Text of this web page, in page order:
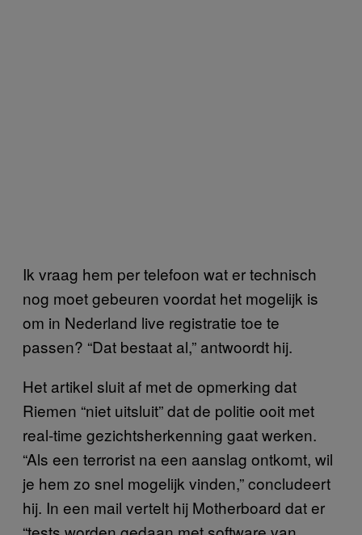
Ik vraag hem per telefoon wat er technisch
nog moet gebeuren voordat het mogelijk is
om in Nederland live registratie toe te
passen? “Dat bestaat al,” antwoordt hij.
Het artikel sluit af met de opmerking dat
Riemen “niet uitsluit” dat de politie ooit met
real-time gezichtsherkenning gaat werken.
“Als een terrorist na een aanslag ontkomt, wil
je hem zo snel mogelijk vinden,” concludeert
hij. In een mail vertelt hij Motherboard dat er